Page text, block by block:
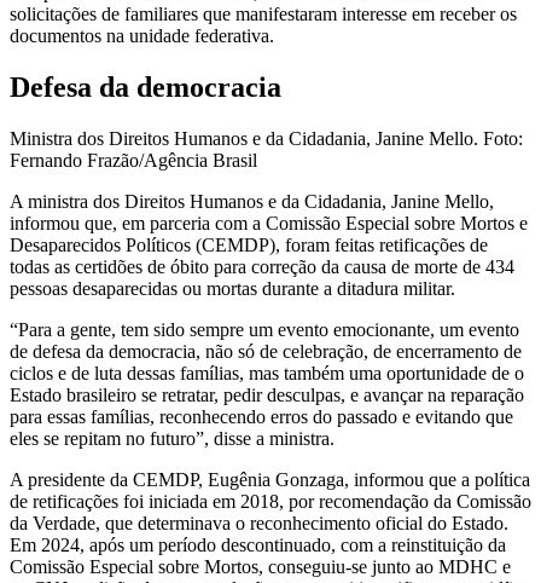
solicitações de familiares que manifestaram interesse em receber os
documentos na unidade federativa.
Defesa da democracia
Ministra dos Direitos Humanos e da Cidadania, Janine Mello. Foto:
Fernando Frazão/Agência Brasil
A ministra dos Direitos Humanos e da Cidadania, Janine Mello,
informou que, em parceria com a Comissão Especial sobre Mortos e
Desaparecidos Políticos (CEMDP), foram feitas retificações de
todas as certidões de óbito para correção da causa de morte de 434
pessoas desaparecidas ou mortas durante a ditadura militar.
“Para a gente, tem sido sempre um evento emocionante, um evento
de defesa da democracia, não só de celebração, de encerramento de
ciclos e de luta dessas famílias, mas também uma oportunidade de o
Estado brasileiro se retratar, pedir desculpas, e avançar na reparação
para essas famílias, reconhecendo erros do passado e evitando que
eles se repitam no futuro”, disse a ministra.
A presidente da CEMDP, Eugênia Gonzaga, informou que a política
de retificações foi iniciada em 2018, por recomendação da Comissão
da Verdade, que determinava o reconhecimento oficial do Estado.
Em 2024, após um período descontinuado, com a reinstituição da
Comissão Especial sobre Mortos, conseguiu-se junto ao MDHC e